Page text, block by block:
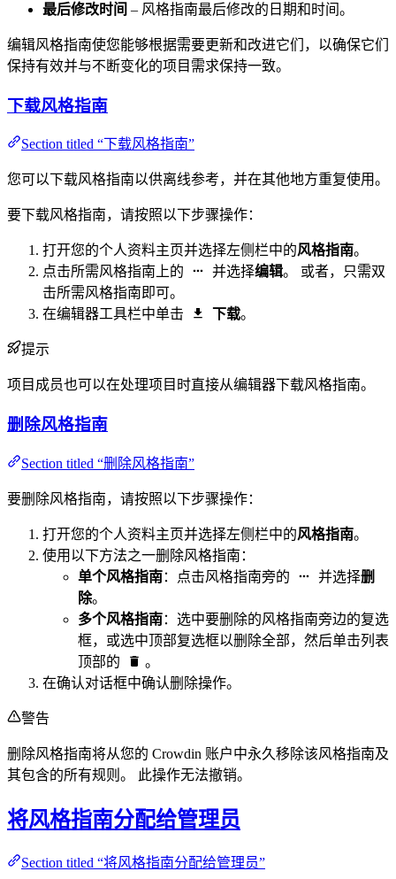
最后修改时间 – 风格指南最后修改的日期和时间。
编辑风格指南使您能够根据需要更新和改进它们，以确保它们
保持有效并与不断变化的项目需求保持一致。
下载风格指南
Section titled “下载风格指南”
您可以下载风格指南以供离线参考，并在其他地方重复使用。
要下载风格指南，请按照以下步骤操作：
打开您的个人资料主页并选择左侧栏中的风格指南。
点击所需风格指南上的
并选择编辑。 或者，只需双
击所需风格指南即可。
在编辑器工具栏中单击
下载。
提示
项目成员也可以在处理项目时直接从编辑器下载风格指南。
删除风格指南
Section titled “删除风格指南”
要删除风格指南，请按照以下步骤操作：
打开您的个人资料主页并选择左侧栏中的风格指南。
使用以下方法之一删除风格指南：
单个风格指南：点击风格指南旁的 并选择删
除。
多个风格指南：选中要删除的风格指南旁边的复选
框，或选中顶部复选框以删除全部，然后单击列表
顶部的
。
在确认对话框中确认删除操作。
警告
删除风格指南将从您的 Crowdin 账户中永久移除该风格指南及
其包含的所有规则。 此操作无法撤销。
将风格指南分配给管理员
Section titled “将风格指南分配给管理员”